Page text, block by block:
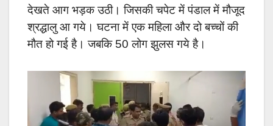
देखते आग भड़क उठी। जिसकी चपेट में पंडाल में मौजूद
श्रद्धालु आ गये। घटना में एक महिला और दो बच्चों की
मौत हो गई है। जबकि 50 लोग झुलस गये है।